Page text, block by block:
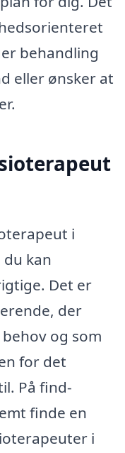
behandling
eller ønsker at
i
kan
Det er
der
og som
for det
På find-
finde en
i